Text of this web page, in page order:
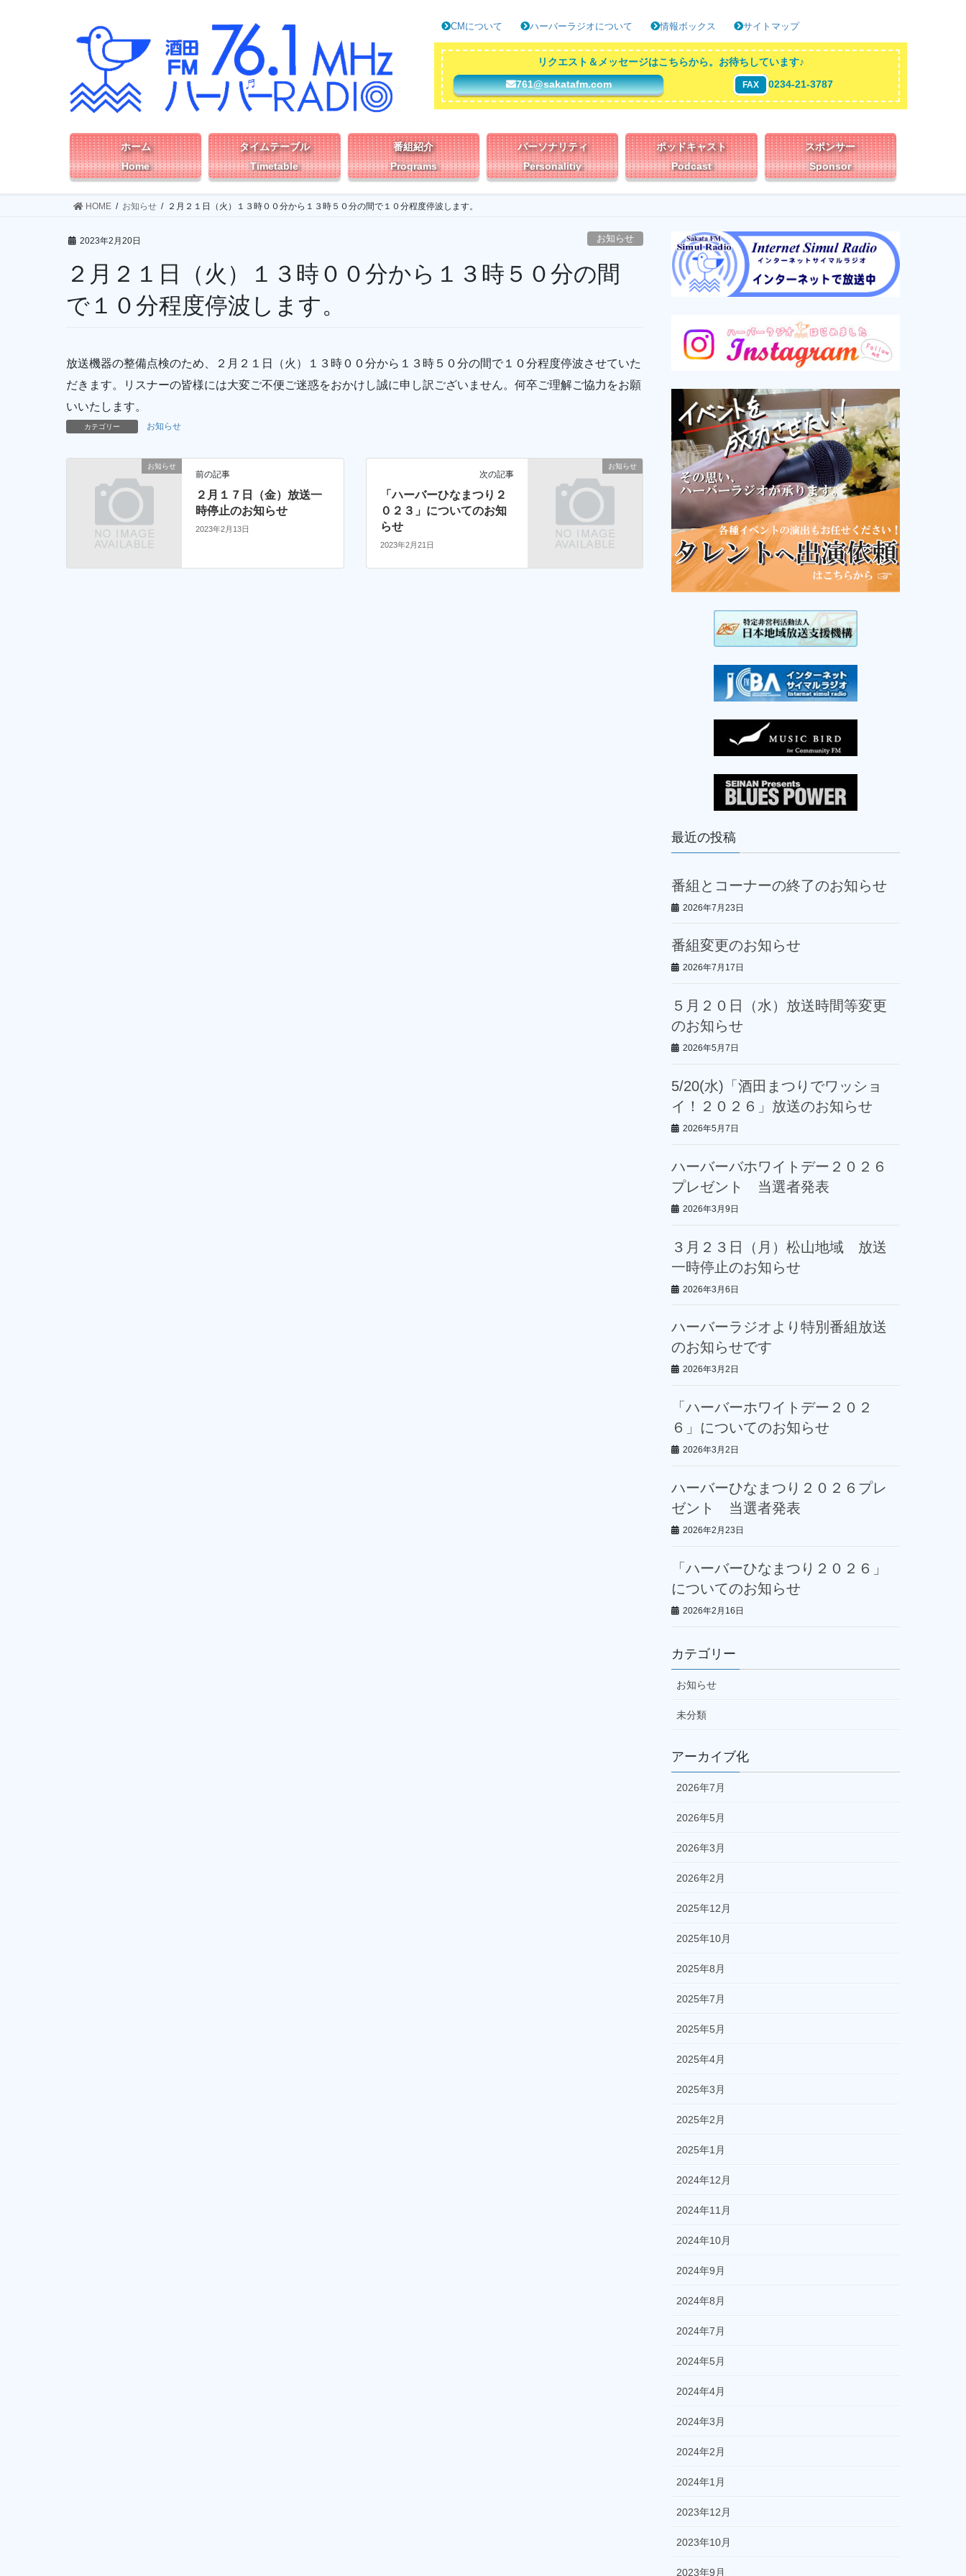
CMについて ハーバーラジオについて 情報ボックス サイトマップ
リクエスト＆メッセージはこちらから。お待ちしています♪
761@sakatafm.com
FAX 0234-21-3787
ホーム
Home
タイムテーブル
Timetable
番組紹介
Programs
パーソナリティ
Personalitiy
ポッドキャスト
Podcast
スポンサー
Sponsor
HOME お知らせ ２月２１日（火）１３時００分から１３時５０分の間で１０分程度停波します。
2023年2月20日 お知らせ
２月２１日（火）１３時００分から１３時５０分の間
で１０分程度停波します。
放送機器の整備点検のため、２月２１日（火）１３時００分から１３時５０分の間で１０分程度停波させていた
だきます。リスナーの皆様には大変ご不便ご迷惑をおかけし誠に申し訳ございません。何卒ご理解ご協力をお願
いいたします。
カテゴリー お知らせ
お知らせ
前の記事
２月１７日（金）放送一
時停止のお知らせ
2023年2月13日
お知らせ
次の記事
「ハーバーひなまつり２
０２３」についてのお知
らせ
2023年2月21日
最近の投稿
番組とコーナーの終了のお知らせ
2026年7月23日
番組変更のお知らせ
2026年7月17日
５月２０日（水）放送時間等変更
のお知らせ
2026年5月7日
5/20(水)「酒田まつりでワッショ
イ！２０２６」放送のお知らせ
2026年5月7日
ハーバーバホワイトデー２０２６
プレゼント 当選者発表
2026年3月9日
３月２３日（月）松山地域 放送
一時停止のお知らせ
2026年3月6日
ハーバーラジオより特別番組放送
のお知らせです
2026年3月2日
「ハーバーホワイトデー２０２
６」についてのお知らせ
2026年3月2日
ハーバーひなまつり２０２６プレ
ゼント 当選者発表
2026年2月23日
「ハーバーひなまつり２０２６」
についてのお知らせ
2026年2月16日
カテゴリー
お知らせ
未分類
アーカイブ化
2026年7月
2026年5月
2026年3月
2026年2月
2025年12月
2025年10月
2025年8月
2025年7月
2025年5月
2025年4月
2025年3月
2025年2月
2025年1月
2024年12月
2024年11月
2024年10月
2024年9月
2024年8月
2024年7月
2024年5月
2024年4月
2024年3月
2024年2月
2024年1月
2023年12月
2023年10月
2023年9月